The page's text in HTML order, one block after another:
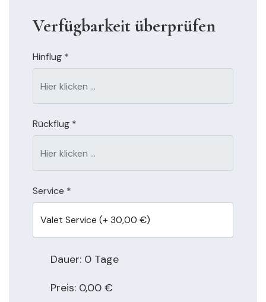
Verfügbarkeit überprüfen
Hinflug *
Rückflug *
Service *
Dauer: 0 Tage
Preis: 0,00 €